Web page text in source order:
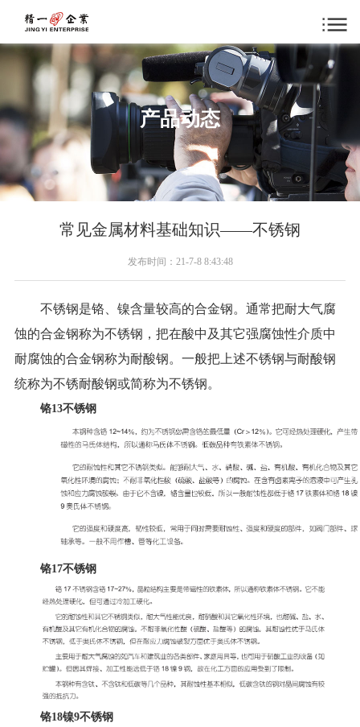
产品动态
常见金属材料基础知识——不锈钢
发布时间：21-7-8 8:43:48
不锈钢是铬、镍含量较高的合金钢。通常把耐大气腐
蚀的合金钢称为不锈钢，把在酸中及其它强腐蚀性介质中
耐腐蚀的合金钢称为耐酸钢。一般把上述不锈钢与耐酸钢
统称为不锈耐酸钢或简称为不锈钢。
铬13不锈钢
铬17不锈钢
铬18镍9不锈钢